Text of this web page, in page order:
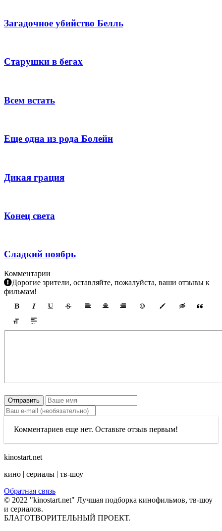
Загадочное убийство Белль
Старушки в бегах
Всем встать
Еще одна из рода Болейн
Дикая грация
Конец света
Сладкий ноябрь
Комментарии
Дорогие зрители, оставляйте, пожалуйста, ваши отзывы к
фильмам!
Отправить
Комментариев еще нет. Оставьте отзыв первым!
kinostart.net
кино | сериалы | тв-шоу
Обратная связь
© 2022 "kinostart.net" Лучшая подборка кинофильмов, тв-шоу
и сериалов.
БЛАГОТВОРИТЕЛЬНЫЙ ПРОЕКТ.